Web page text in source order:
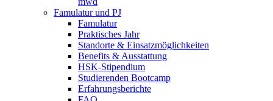
Famulatur und PJ
Famulatur
Praktisches Jahr
Standorte & Einsatzmöglichkeiten
Benefits & Ausstattung
HSK-Stipendium
Studierenden Bootcamp
Erfahrungsberichte